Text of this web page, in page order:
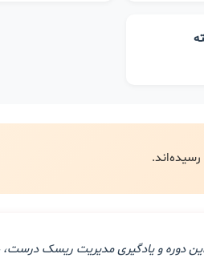
این دوره و یادگیری مدیریت ریسک